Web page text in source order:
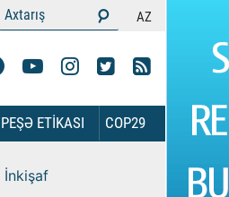
AZ
PEŞƏ ETİKASI COP29